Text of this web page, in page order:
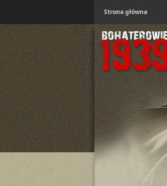
Strona główna